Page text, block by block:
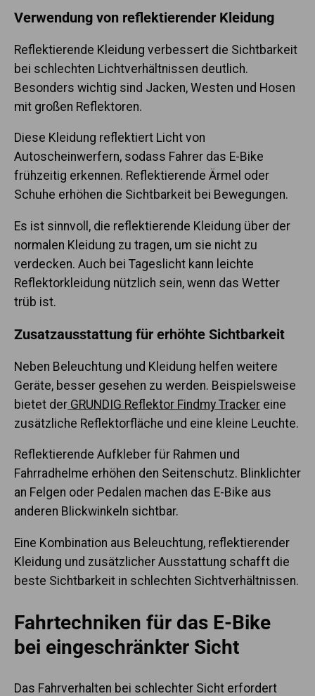
Verwendung von reflektierender Kleidung
Reflektierende Kleidung verbessert die Sichtbarkeit
bei schlechten Lichtverhältnissen deutlich.
Besonders wichtig sind Jacken, Westen und Hosen
mit großen Reflektoren.
Diese Kleidung reflektiert Licht von
Autoscheinwerfern, sodass Fahrer das E-Bike
frühzeitig erkennen. Reflektierende Ärmel oder
Schuhe erhöhen die Sichtbarkeit bei Bewegungen.
Es ist sinnvoll, die reflektierende Kleidung über der
normalen Kleidung zu tragen, um sie nicht zu
verdecken. Auch bei Tageslicht kann leichte
Reflektorkleidung nützlich sein, wenn das Wetter
trüb ist.
Zusatzausstattung für erhöhte Sichtbarkeit
Neben Beleuchtung und Kleidung helfen weitere
Geräte, besser gesehen zu werden. Beispielsweise
bietet der GRUNDIG Reflektor Findmy Tracker eine
zusätzliche Reflektorfläche und eine kleine Leuchte.
Reflektierende Aufkleber für Rahmen und
Fahrradhelme erhöhen den Seitenschutz. Blinklichter
an Felgen oder Pedalen machen das E-Bike aus
anderen Blickwinkeln sichtbar.
Eine Kombination aus Beleuchtung, reflektierender
Kleidung und zusätzlicher Ausstattung schafft die
beste Sichtbarkeit in schlechten Sichtverhältnissen.
Fahrtechniken für das E-Bike
bei eingeschränkter Sicht
Das Fahrverhalten bei schlechter Sicht erfordert